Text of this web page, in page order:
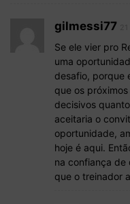
gilmessi77
Se ele vier pro
uma
desafio, porque
que os
decisivos
aceitaria o
oportunidade,
hoje é aqui.
na confiança de
que o treinador